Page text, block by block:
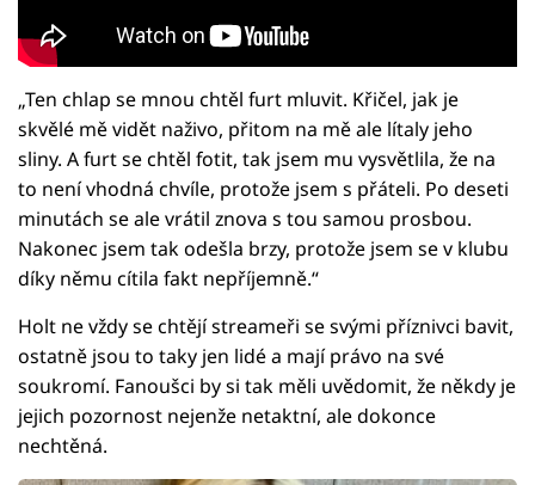
„Ten chlap se mnou chtěl furt mluvit. Křičel, jak je
skvělé mě vidět naživo, přitom na mě ale lítaly jeho
sliny. A furt se chtěl fotit, tak jsem mu vysvětlila, že na
to není vhodná chvíle, protože jsem s přáteli. Po deseti
minutách se ale vrátil znova s tou samou prosbou.
Nakonec jsem tak odešla brzy, protože jsem se v klubu
díky němu cítila fakt nepříjemně.“
Holt ne vždy se chtějí streameři se svými příznivci bavit,
ostatně jsou to taky jen lidé a mají právo na své
soukromí. Fanoušci by si tak měli uvědomit, že někdy je
jejich pozornost nejenže netaktní, ale dokonce
nechtěná.